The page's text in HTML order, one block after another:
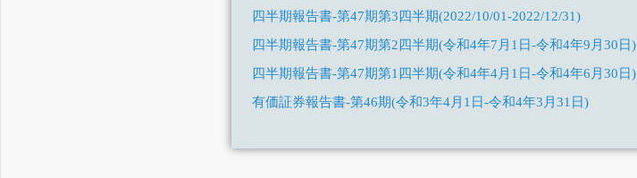
四半期報告書-第47期第3四半期(2022/10/01-2022/12/31)
四半期報告書-第47期第2四半期(令和4年7月1日-令和4年9月30日)
四半期報告書-第47期第1四半期(令和4年4月1日-令和4年6月30日)
有価証券報告書-第46期(令和3年4月1日-令和4年3月31日)